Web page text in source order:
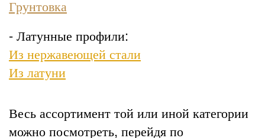
Грунтовка
- Латунные профили:
Из нержавеющей стали
Из латуни
Весь ассортимент той или иной категории
можно посмотреть, перейдя по